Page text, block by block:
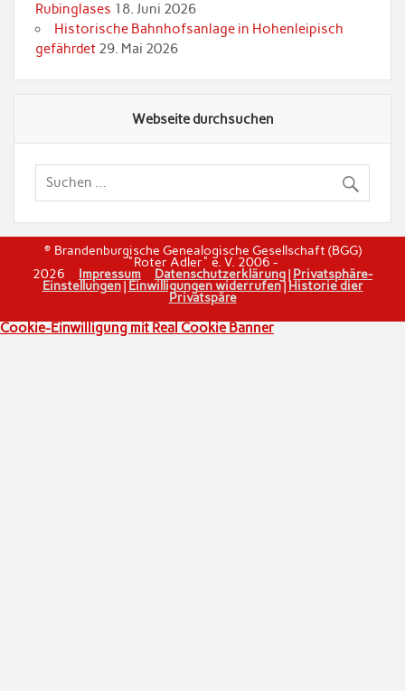
Rubinglases 18. Juni 2026
Historische Bahnhofsanlage in Hohenleipisch
gefährdet 29. Mai 2026
Webseite durchsuchen
© Brandenburgische Genealogische Gesellschaft (BGG)
"Roter Adler" e. V. 2006 -
2026 Impressum Datenschutzerklärung| Privatsphäre-
Einstellungen| Einwilligungen widerrufen|Historie dier
Privatspäre
Cookie-Einwilligung mit Real Cookie Banner